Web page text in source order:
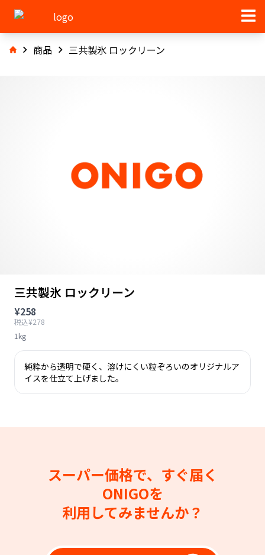
商品 三共製氷 ロックリーン
三共製氷 ロックリーン
¥258
税込¥278
1kg
純粋から透明で硬く、溶けにくい粒ぞろいのオリジナルア
イスを仕立て上げました。
スーパー価格で、すぐ届く
ONIGOを
利用してみませんか？